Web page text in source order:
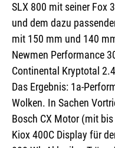
SLX 800 mit seiner Fox
und dem dazu
mit 150 mm und 140
Newmen Performance
Continental Kryptotal
Das Ergebnis: 1a-
Wolken. In Sachen
Bosch CX Motor (mit
Kiox 400C Display für